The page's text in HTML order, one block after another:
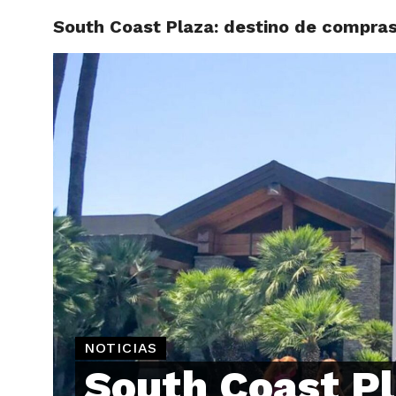
South Coast Plaza: destino de
NOTICIAS